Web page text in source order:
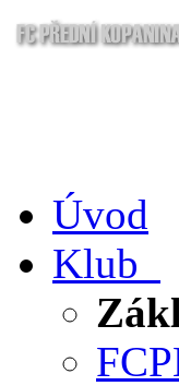
Úvod
Klub